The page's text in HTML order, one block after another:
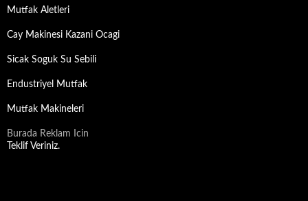
Mutfak Aletleri
Cay Makinesi Kazani Ocagi
Sicak Soguk Su Sebili
Endustriyel Mutfak
Mutfak Makineleri
Burada Reklam Icin
Teklif Veriniz.